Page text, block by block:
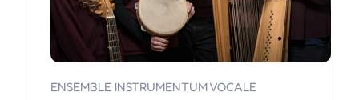
ENSEMBLE INSTRUMENTUM VOCALE